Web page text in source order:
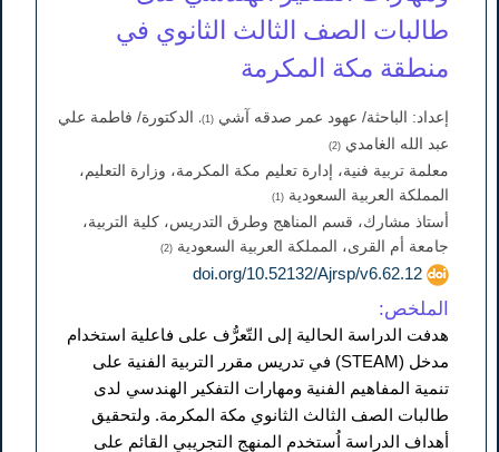
طالبات الصف الثالث الثانوي في
منطقة مكة المكرمة
إعداد: الباحثة/ عهود عمر صدقه آشي (1)،
الدكتورة/ فاطمة علي
عبد الله الغامدي (2)
معلمة تربية فنية، إدارة تعليم مكة المكرمة، وزارة التعليم،
المملكة العربية السعودية (1)
أستاذ مشارك، قسم المناهج وطرق التدريس، كلية التربية،
جامعة أم القرى، المملكة العربية السعودية (2)
doi.org/10.52132/Ajrsp/v6.62.12
الملخص:
هدفت الدراسة الحالية إلى التّعرُّف على فاعلية استخدام
مدخل (STEAM) في تدريس مقرر التربية الفنية على
تنمية المفاهيم الفنية ومهارات التفكير الهندسي لدى
طالبات الصف الثالث الثانوي مكة المكرمة. ولتحقيق
أهداف الدراسة اُستخدم المنهج التجريبي القائم على